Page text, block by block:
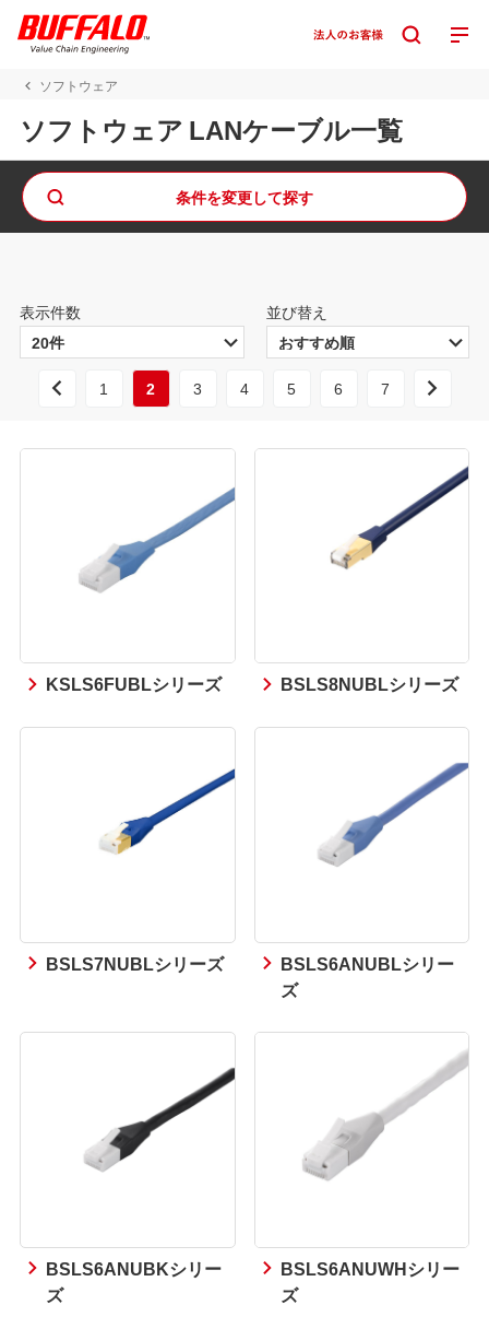
ソフトウェア
ソフトウェア LANケーブル一覧
条件を変更して探す
表示件数 並び替え
1 2 3 4 5 6 7
KSLS6FUBLシリーズ BSLS8NUBLシリーズ
BSLS7NUBLシリーズ
BSLS6ANUBLシリー
ズ
BSLS6ANUBKシリー
ズ
BSLS6ANUWHシリー
ズ